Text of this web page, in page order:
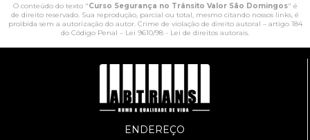
O conteúdo do texto "Curso Segurança no Trânsito Valor São Domingos" é
de direito reservado. Sua reprodução, parcial ou total, mesmo citando nossos links, é
proibida sem a autorização do autor. Crime de violação de direito autoral – artigo 184
do Código Penal – Lei 9610/98 - Lei de direitos autorais.
ENDEREÇO